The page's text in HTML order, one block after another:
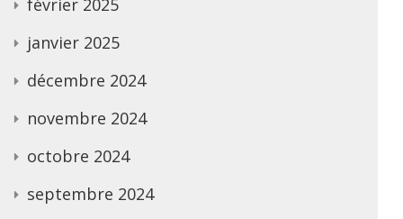
janvier 2025
décembre 2024
novembre 2024
octobre 2024
septembre 2024